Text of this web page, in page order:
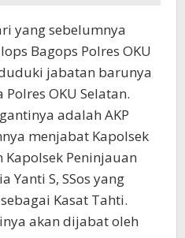
yang sebelumnya
Bagops Polres OKU
jabatan barunya
OKU Selatan.
adalah AKP
menjabat Kapolsek
Kapolsek Peninjauan
Yanti S, SSos yang
Kasat Tahti.
akan dijabat oleh